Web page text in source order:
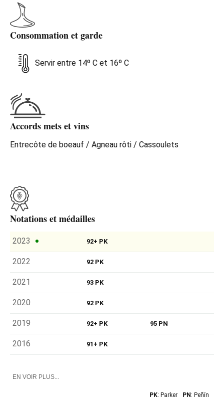
Consommation et garde
Servir entre 14º C et 16º C
Accords mets et vins
Entrecôte de boeauf / Agneau rôti / Cassoulets
Notations et médailles
2023 92+ PK
2022 92 PK
2021 93 PK
2020 92 PK
2019 92+ PK 95 PN
2016 91+ PK
EN VOIR PLUS...
PK: Parker PN: Peñín